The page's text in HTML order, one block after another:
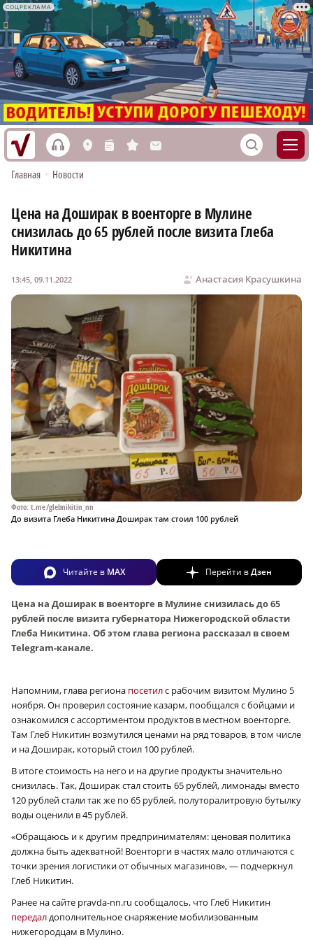
СОЦРЕКЛАМА
h L n s M S
Главная • Новости
Цена на Доширак в военторге в Мулине
снизилась до 65 рублей после визита Глеба
Никитина
Анастасия Красушкина
13:45, 09.11.2022
Фото: t.me/glebnikitin_nn
До визита Глеба Никитина Доширак там стоил 100 рублей
Читайте в MAX Перейти вДзен
Цена на Доширак в военторге в Мулине снизилась до 65
рублей после визита губернатора Нижегородской области
Глеба Никитина. Об этом глава региона рассказал в своем
Telegram-канале.
Напомним, глава региона посетилс рабочим визитом Мулино 5
ноября. Он проверил состояние казарм, пообщался с бойцами и
ознакомился с ассортиментом продуктов в местном военторге.
Там Глеб Никитин возмутился ценами на ряд товаров, в том числе
и на Доширак, который стоил 100 рублей.
В итоге стоимость на него и на другие продукты значительно
снизилась. Так, Доширак стал стоить 65 рублей, лимонады вместо
120 рублей стали так же по 65 рублей, полуторалитровую бутылку
воды оценили в 45 рублей.
«Обращаюсь и к другим предпринимателям: ценовая политика
должна быть адекватной! Военторги в частях мало отличаются с
точки зрения логистики от обычных магазинов», — подчеркнул
Глеб Никитин.
Ранее на сайте pravda-nn.ru сообщалось, что Глеб Никитин
передалдополнительное снаряжение мобилизованным
нижегородцам в Мулино.